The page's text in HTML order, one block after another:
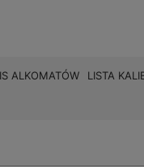
ALKOMATÓW LISTA